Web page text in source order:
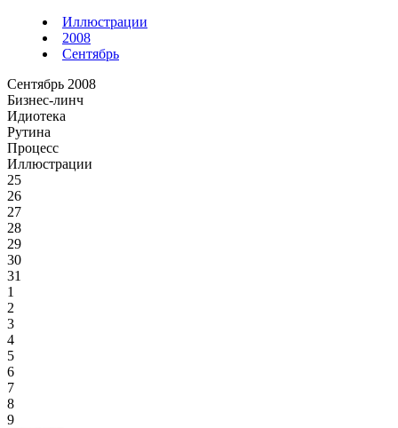
Иллюстрации
2008
Сентябрь
Сентябрь 2008
Бизнес-линч
Идиотека
Рутина
Процесс
Иллюстрации
25
26
27
28
29
30
31
1
2
3
4
5
6
7
8
9